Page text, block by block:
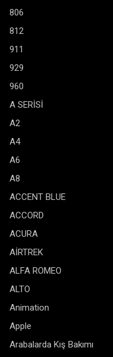
806
812
911
929
960
A SERİSİ
A2
A4
A6
A8
ACCENT BLUE
ACCORD
ACURA
AİRTREK
ALFA ROMEO
ALTO
Animation
Apple
Arabalarda Kış Bakımı